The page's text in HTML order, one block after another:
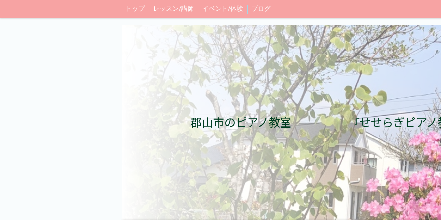
トップ レッスン/講師 イベント/体験 ブログ
郡山市のピアノ教室 『せせらぎピアノ